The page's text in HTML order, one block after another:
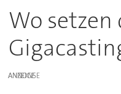
Wo
ANZEIGE